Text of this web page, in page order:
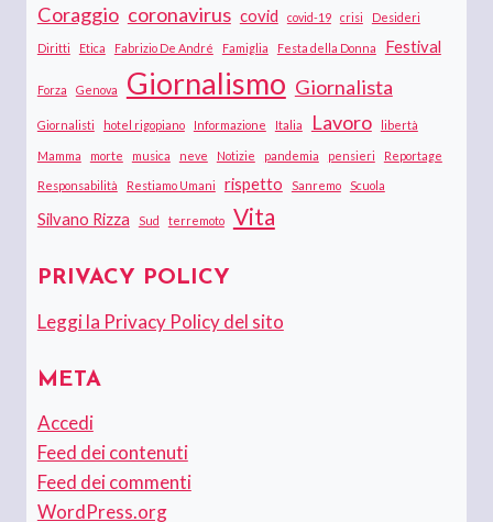
Coraggio coronavirus covid covid-19 crisi Desideri
Diritti Etica Fabrizio De André Famiglia Festa della Donna Festival
Forza Genova Giornalismo Giornalista
Giornalisti hotel rigopiano Informazione Italia Lavoro libertà
Mamma morte musica neve Notizie pandemia pensieri Reportage
Responsabilità Restiamo Umani rispetto Sanremo Scuola
Silvano Rizza Sud terremoto Vita
PRIVACY POLICY
Leggi la Privacy Policy del sito
META
Accedi
Feed dei contenuti
Feed dei commenti
WordPress.org